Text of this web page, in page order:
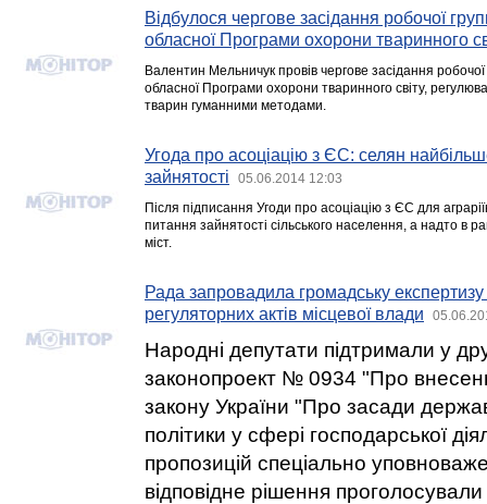
Відбулося чергове засідання робочої
обласної Програми охорони тваринного
Валентин Мельничук провів чергове засідання робочої
обласної Програми охорони тваринного світу,
тварин гуманними методами.
Угода про асоціацію з ЄС: селян
зайнятості
05.06.2014 12:03
Після підписання Угоди про асоціацію з ЄС для
питання зайнятості сільського населення, а надто в
міст.
Рада запровадила громадську експертизу
регуляторних актів місцевої влади
Народні депутати підтримали у
законопроект № 0934 "Про
закону України "Про засади
політики у сфері господарської
пропозицій спеціально
відповідне рішення